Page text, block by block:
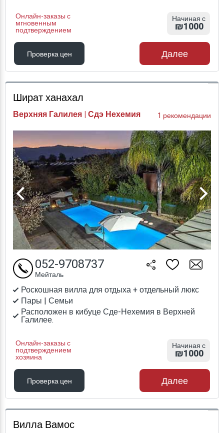
Онлайн-заказы с
мгновенным
подтверждением
Начиная с
₪1000
Проверка цен
Проверка цен
Далее
Шират ханахал
Верхняя Галилея | Сдэ Нехемия 1 рекомендации
Роскошная вилла для отдыха + отдельный люкс
Пары | Семьи
Расположен в кибуце Сде-Нехемия в Верхней
Галилее.
Онлайн-заказы с
подтверждением
хозяина
052-9708737
Мейталь
Начиная с
₪1000
Проверка цен
Проверка цен
Далее
Вилла Вамос